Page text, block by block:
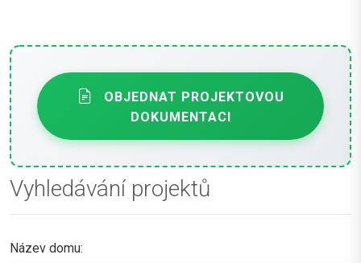
OBJEDNAT PROJEKTOVOU
DOKUMENTACI
Vyhledávání projektů
Název domu: